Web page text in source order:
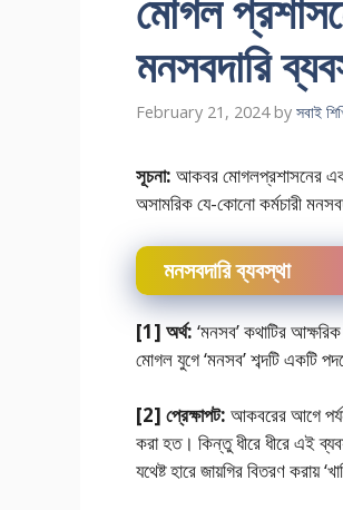
মনসবদারি
February 21, 2024 by সবাই
সূচনা: আকবর মােগলপ্রশাসনের
অসামরিক যে-কোনাে কর্মচারী
মনসবদারি ব্যবস্থা
[1] অর্থ: ‘মনসব’ কথাটির
মােগল যুগে ‘মনসব’ শব্দটি একটি
[2] প্রেক্ষাপট: আকবরের আগে
করা হত। কিন্তু ধীরে ধীরে এই
যথেষ্ট হারে জায়গির বিতরণ করায়